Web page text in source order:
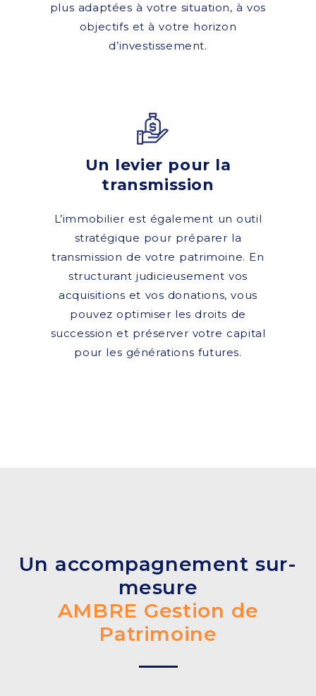
plus adaptées à votre situation, à vos
objectifs et à votre horizon
d’investissement.
Un levier pour la
transmission
L’immobilier est également un outil
stratégique pour préparer la
transmission de votre patrimoine. En
structurant judicieusement vos
acquisitions et vos donations, vous
pouvez optimiser les droits de
succession et préserver votre capital
pour les générations futures.
Un accompagnement sur-
mesure
AMBRE Gestion de
Patrimoine